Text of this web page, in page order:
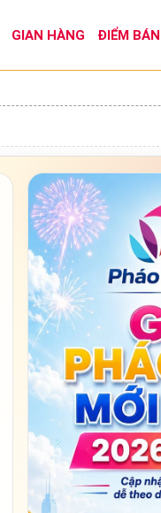
GIAN HÀNG ĐIỂM BÁN